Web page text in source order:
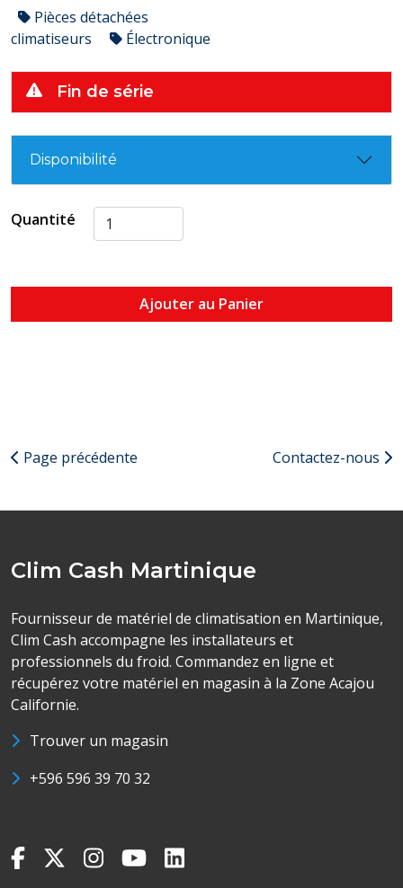
Pièces détachées
climatiseurs
Électronique
Fin de série
Disponibilité
Quantité
Ajouter au Panier
Page précédente Contactez-nous
Clim Cash Martinique
Fournisseur de matériel de climatisation en Martinique,
Clim Cash accompagne les installateurs et
professionnels du froid. Commandez en ligne et
récupérez votre matériel en magasin à la Zone Acajou
Californie.
Trouver un magasin
+596 596 39 70 32